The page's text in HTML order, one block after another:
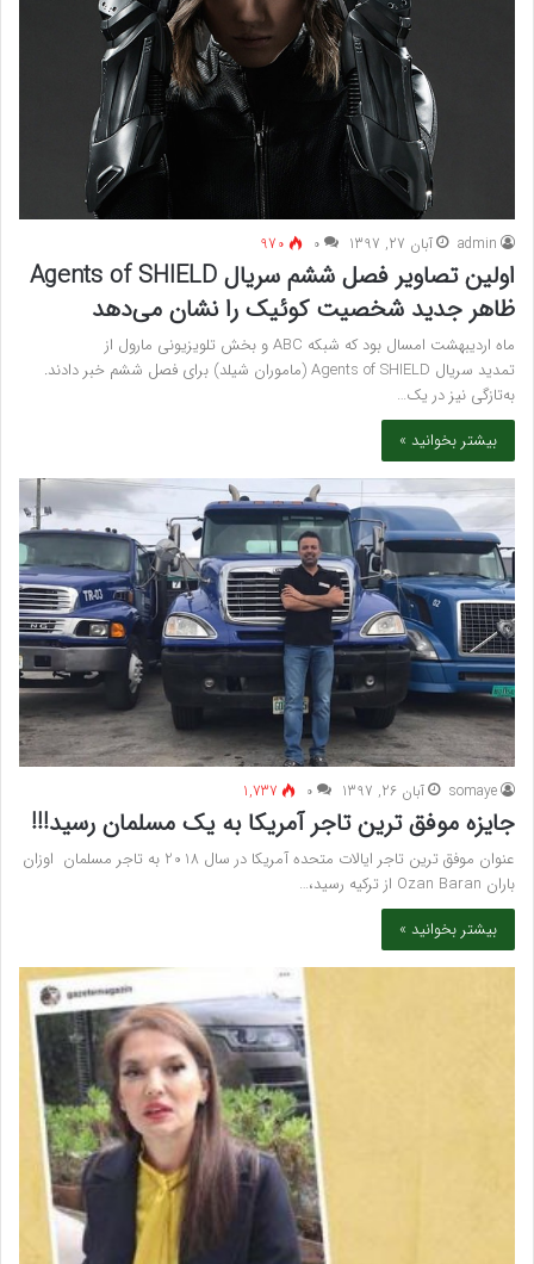
admin آبان 27, 1397 ۰ 970
اولین تصاویر فصل ششم سریال Agents of SHIELD
ظاهر جدید شخصیت کوئیک را نشان می‌دهد
ماه اردیبهشت امسال بود که شبکه ABC و بخش تلویزیونی مارول از
تمدید سریال Agents of SHIELD (ماموران شیلد) برای فصل ششم خبر دادند.
به‌تازگی نیز در یک…
بیشتر بخوانید »
somaye آبان 26, 1397 ۰ 1,737
جایزه موفق ترین تاجر آمریکا به یک مسلمان رسید!!!
عنوان موفق ترین تاجر ایالات متحده آمریکا در سال 2018 به تاجر مسلمان اوزان
باران Ozan Baran از ترکیه رسید،…
بیشتر بخوانید »